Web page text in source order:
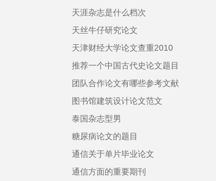
天涯杂志是什么档次
天丝牛仔研究论文
天津财经大学论文查重2010
推荐一个中国古代史论文题目
团队合作论文有哪些参考文献
图书馆建筑设计论文范文
泰国杂志型男
糖尿病论文的题目
通信关于单片毕业论文
通信方面的重要期刊